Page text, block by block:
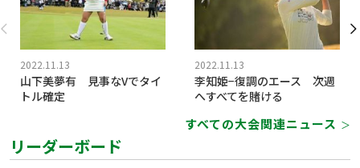
2022.11.13
山下美夢有 見事なVでタイ
トル確定
2022.11.13
李知姫−復調のエース 次週
へすべてを賭ける
すべての大会関連ニュース ＞
リーダーボード